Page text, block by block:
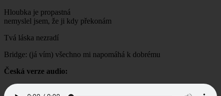
Hloubka je propastná
nemyslel jsem, že ji kdy překonám
Tvá láska nezradí
Bridge: (já vím) všechno mi napomáhá k dobrému
Česká verze audio: